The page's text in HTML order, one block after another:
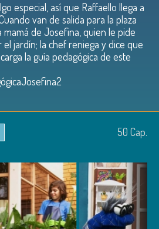
especial, así que Raffaello llega a
van de salida para la plaza
mamá de Josefina, quien le pide
jardín; la chef reniega y dice que
la guía pedagógica de este
50 Cap.